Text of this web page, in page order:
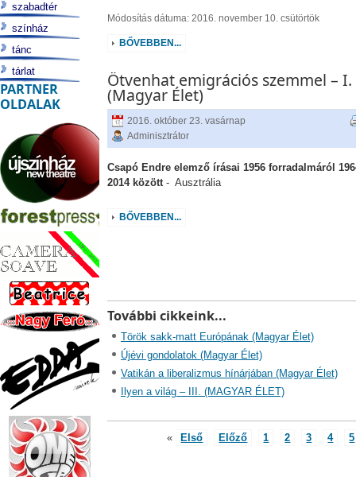
Módosítás dátuma: 2016. november 10. csütörtök
BŐVEBBEN...
Ötvenhat emigrációs szemmel – I.
(Magyar Élet)
2016. október 23. vasárnap
Adminisztrátor
Csapó Endre elemző írásai 1956 forradalmáról
2014 között- Ausztrália
BŐVEBBEN...
További cikkeink...
Török sakk-matt Európának (Magyar Élet)
Újévi gondolatok (Magyar Élet)
Vatikán a liberalizmus hínárjában (Magyar Élet)
Ilyen a világ – III. (MAGYAR ÉLET)
« Első Előző 1 2 3 4 5
szabadtér
színház
tánc
tárlat
PARTNER
OLDALAK